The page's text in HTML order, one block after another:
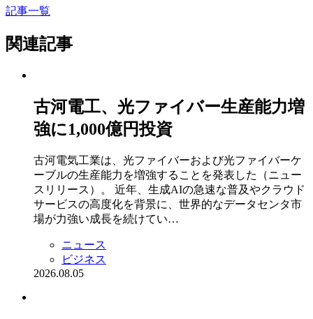
記事一覧
関連記事
古河電工、光ファイバー生産能力増
強に1,000億円投資
古河電気工業は、光ファイバーおよび光ファイバーケ
ーブルの生産能力を増強することを発表した（ニュー
スリリース）。 近年、生成AIの急速な普及やクラウド
サービスの高度化を背景に、世界的なデータセンタ市
場が力強い成長を続けてい…
ニュース
ビジネス
2026.08.05